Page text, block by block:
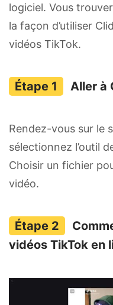
logiciel. Vous
la façon d’utiliser
vidéos TikTok.
Aller à
Rendez-vous sur le
sélectionnez l’outil
Choisir un fichier
vidéo.
vidéos TikTok en